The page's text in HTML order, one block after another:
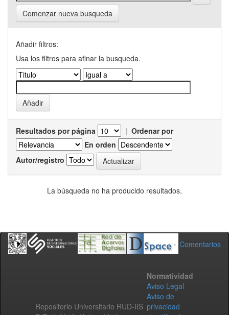
Comenzar nueva busqueda
Añadir filtros:
Usa los filtros para afinar la busqueda.
Resultados por página | Ordenar por
En orden
Autor/registro
La búsqueda no ha producido resultados.
Comentarios
Repositorio Universitario RUD-IIS
Normatividad
Aviso Legal
Aviso de
privacidad